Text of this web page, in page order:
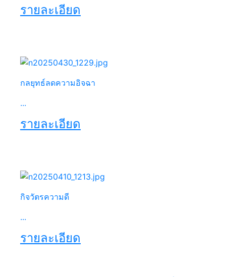
รายละเอียด
กลยุทธ์ลดความอิจฉา
...
รายละเอียด
กิจวัตรความดี
...
รายละเอียด